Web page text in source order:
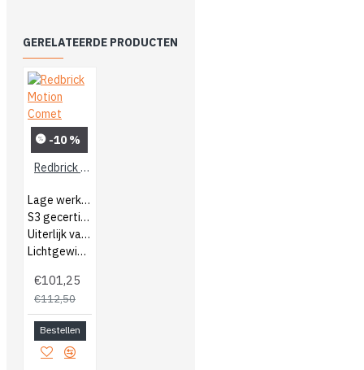
GERELATEERDE PRODUCTEN
-10 %
Redbrick Motion Comet
Lage werkschoenen
S3 gecertificeerd
Uiterlijk van een sneaker
Lichtgewicht schoenen
€101,25
€112,50
Bestellen